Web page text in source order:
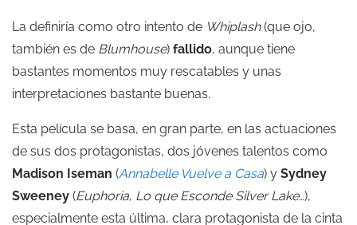
La definiría como otro intento de Whiplash(que ojo,
también es de Blumhouse) fallido, aunque tiene
bastantes momentos muy rescatables y unas
interpretaciones bastante buenas.
Esta película se basa, en gran parte, en las actuaciones
de sus dos protagonistas, dos jóvenes talentos como
Madison Iseman (Annabelle Vuelve a Casa) y Sydney
Sweeney (Euphoria, Lo que Esconde Silver Lake…),
especialmente esta última, clara protagonista de la cinta